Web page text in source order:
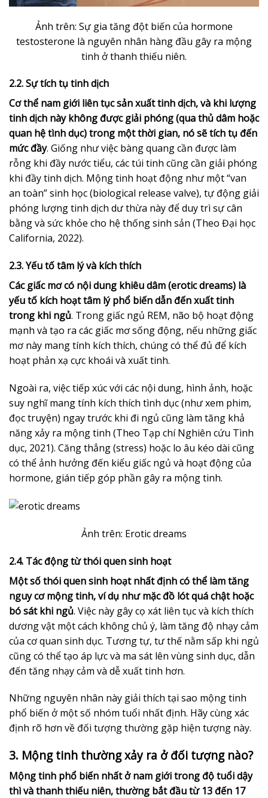
Ảnh trên: Sự gia tăng đột biến của hormone
testosterone là nguyên nhân hàng đầu gây ra mộng
tinh ở thanh thiếu niên.
2.2. Sự tích tụ tinh dịch
Cơ thể nam giới liên tục sản xuất tinh dịch, và khi lượng
tinh dịch này không được giải phóng (qua thủ dâm hoặc
quan hệ tình dục) trong một thời gian, nó sẽ tích tụ đến
mức đầy. Giống như việc bàng quang cần được làm
rỗng khi đầy nước tiểu, các túi tinh cũng cần giải phóng
khi đầy tinh dịch. Mộng tinh hoạt động như một “van
an toàn” sinh học (biological release valve), tự động giải
phóng lượng tinh dịch dư thừa này để duy trì sự cân
bằng và sức khỏe cho hệ thống sinh sản (Theo Đại học
California, 2022).
2.3. Yếu tố tâm lý và kích thích
Các giấc mơ có nội dung khiêu dâm (erotic dreams) là
yếu tố kích hoạt tâm lý phổ biến dẫn đến xuất tinh
trong khi ngủ. Trong giấc ngủ REM, não bộ hoạt động
mạnh và tạo ra các giấc mơ sống động, nếu những giấc
mơ này mang tính kích thích, chúng có thể đủ để kích
hoạt phản xạ cực khoái và xuất tinh.
Ngoài ra, việc tiếp xúc với các nội dung, hình ảnh, hoặc
suy nghĩ mang tính kích thích tình dục (như xem phim,
đọc truyện) ngay trước khi đi ngủ cũng làm tăng khả
năng xảy ra mộng tinh (Theo Tạp chí Nghiên cứu Tình
dục, 2021). Căng thẳng (stress) hoặc lo âu kéo dài cũng
có thể ảnh hưởng đến kiểu giấc ngủ và hoạt động của
hormone, gián tiếp góp phần gây ra mộng tinh.
Ảnh trên: Erotic dreams
2.4. Tác động từ thói quen sinh hoạt
Một số thói quen sinh hoạt nhất định có thể làm tăng
nguy cơ mộng tinh, ví dụ như mặc đồ lót quá chật hoặc
bó sát khi ngủ. Việc này gây cọ xát liên tục và kích thích
dương vật một cách không chủ ý, làm tăng độ nhạy cảm
của cơ quan sinh dục. Tương tự, tư thế nằm sấp khi ngủ
cũng có thể tạo áp lực và ma sát lên vùng sinh dục, dẫn
đến tăng nhạy cảm và dễ xuất tinh hơn.
Những nguyên nhân này giải thích tại sao mộng tinh
phổ biến ở một số nhóm tuổi nhất định. Hãy cùng xác
định rõ hơn về đối tượng thường gặp hiện tượng này.
3. Mộng tinh thường xảy ra ở đối tượng nào?
Mộng tinh phổ biến nhất ở nam giới trong độ tuổi dậy
thì và thanh thiếu niên, thường bắt đầu từ 13 đến 17